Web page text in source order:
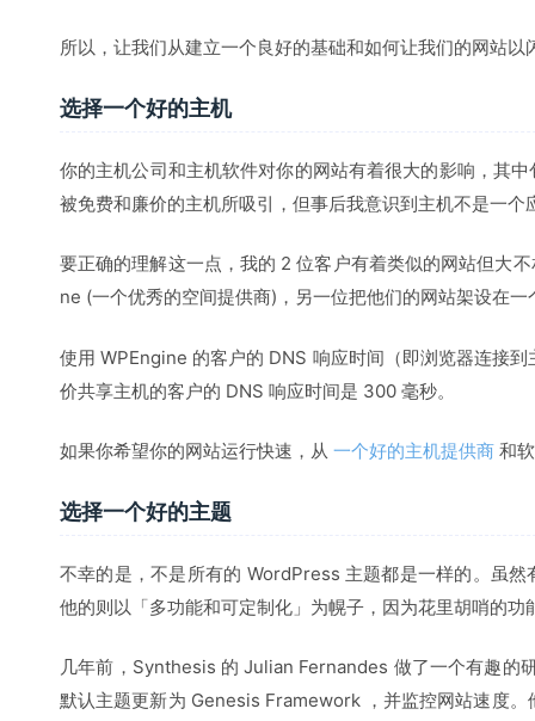
所以，让我们从建立一个良好的基础和如何让我们的网站以
选择一个好的主机
你的主机公司和主机软件对你的网站有着很大的影响，其
被免费和廉价的主机所吸引，但事后我意识到主机不是一个
要正确的理解这一点，我的 2 位客户有着类似的网站但大
ne (一个优秀的空间提供商)，另一位把他们的网站架设在
使用 WPEngine 的客户的 DNS 响应时间（即浏览器连接
价共享主机的客户的 DNS 响应时间是 300 毫秒。
如果你希望你的网站运行快速，从 一个好的主机提供商 和
选择一个好的主题
不幸的是，不是所有的 WordPress 主题都是一样的。虽
他的则以「多功能和可定制化」为幌子，因为花里胡哨的功
几年前，Synthesis 的 Julian Fernandes 做了一个有趣的
默认主题更新为 Genesis Framework ，并监控网站速度